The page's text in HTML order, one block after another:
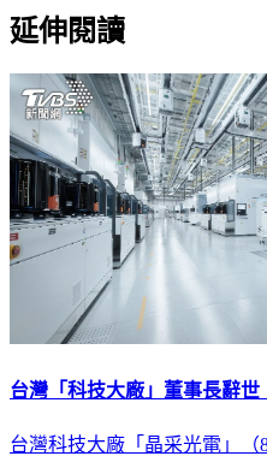
延伸閱讀
台灣「科技大廠」董事長辭
台灣科技大廠「晶采光電」